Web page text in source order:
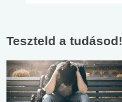
Teszteld a tudásod!